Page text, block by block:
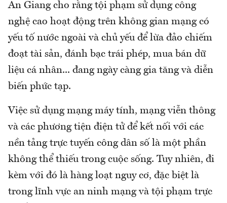
An Giang cho rằng tội phạm sử dụng công
nghệ cao hoạt động trên không gian mạng có
yếu tố nước ngoài và chủ yếu để lừa đảo chiếm
đoạt tài sản, đánh bạc trái phép, mua bán dữ
liệu cá nhân... đang ngày càng gia tăng và diễn
biến phức tạp.
Việc sử dụng mạng máy tính, mạng viễn thông
và các phương tiện điện tử để kết nối với các
nền tảng trực tuyến công dân số là một phần
không thể thiếu trong cuộc sống. Tuy nhiên, đi
kèm với đó là hàng loạt nguy cơ, đặc biệt là
trong lĩnh vực an ninh mạng và tội phạm trực